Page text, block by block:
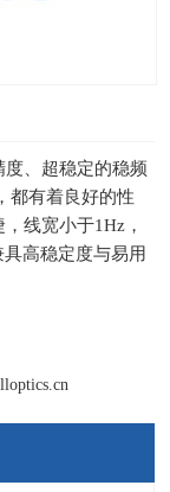
度、超稳定的稳频
都有着良好的性
线宽小于1Hz，
高稳定度与易用